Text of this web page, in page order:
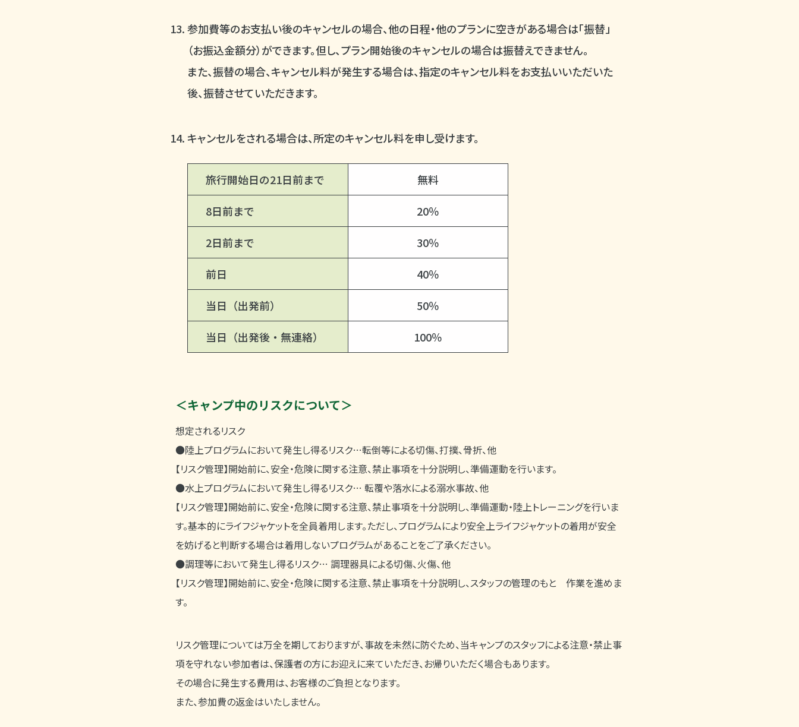
参加費等のお支払い後のキャンセルの場合、他の日程・他のプランに空きがある場合は「振替」
（お振込金額分）ができます。但し、プラン開始後のキャンセルの場合は振替えできません。
また、振替の場合、キャンセル料が発生する場合は、指定のキャンセル料をお支払いいただいた
後、振替させていただきます。
キャンセルをされる場合は、所定のキャンセル料を申し受けます。
旅行開始日の21日前まで 無料
8日前まで 20％
2日前まで 30％
前日 40％
当日（出発前） 50％
当日（出発後・無連絡） 100％
＜キャンプ中のリスクについて＞
想定されるリスク
●陸上プログラムにおいて発生し得るリスク…転倒等による切傷、打撲、骨折、他
【リスク管理】開始前に、安全・危険に関する注意、禁止事項を十分説明し、準備運動を行います。
●水上プログラムにおいて発生し得るリスク… 転覆や落水による溺水事故、他
【リスク管理】開始前に、安全・危険に関する注意、禁止事項を十分説明し、準備運動・陸上トレーニングを行いま
す。基本的にライフジャケットを全員着用します。ただし、プログラムにより安全上ライフジャケットの着用が安全
を妨げると判断する場合は着用しないプログラムがあることをご了承ください。
●調理等において発生し得るリスク… 調理器具による切傷、火傷、他
【リスク管理】開始前に、安全・危険に関する注意、禁止事項を十分説明し、スタッフの管理のもと 作業を進めま
す。
リスク管理については万全を期しておりますが、事故を未然に防ぐため、当キャンプのスタッフによる注意・禁止事
項を守れない参加者は、保護者の方にお迎えに来ていただき、お帰りいただく場合もあります。
その場合に発生する費用は、お客様のご負担となります。
また、参加費の返金はいたしません。